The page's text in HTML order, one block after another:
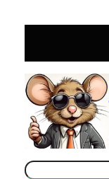
naar
inhoud
Zoeken